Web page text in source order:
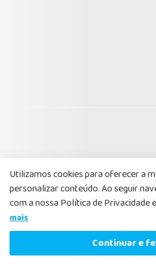
R$13,19
sem juros
Utilizamos cookies para oferecer a
personalizar conteúdo. Ao seguir
com a nossa Política de Privacidade
mais
Continuar e